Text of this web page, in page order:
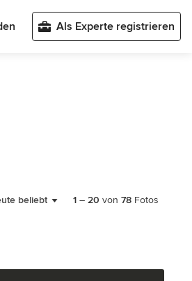
Als Experte registrieren
beliebt 1 – 20 von 78 Fotos